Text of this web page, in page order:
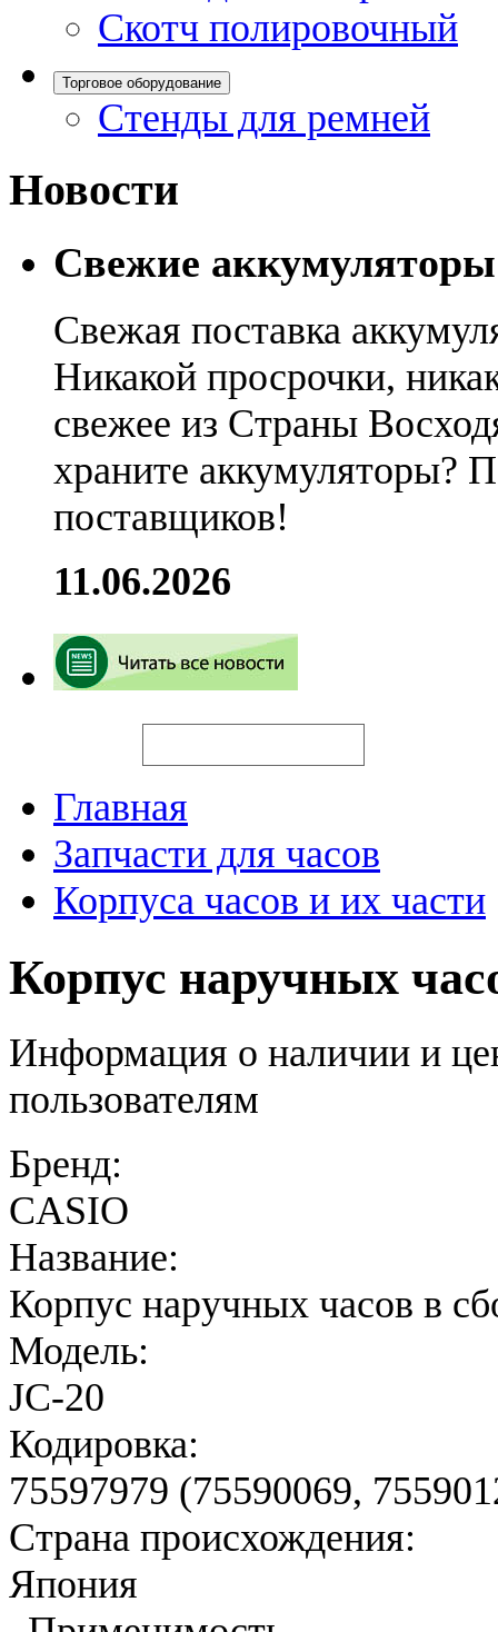
Скотч полировочный
Торговое оборудование
Стенды для ремней
Новости
Свежие
Свежая поставка
Никакой просрочки,
свежее из Страны
храните аккумуляторы?
поставщиков!
11.06.2026
Главная
Запчасти для часов
Корпуса часов и их части
Корпус наручных
Информация о наличии и
пользователям
Бренд:
CASIO
Название:
Корпус наручных часов в
Модель:
JC-20
Кодировка:
75597979 (75590069,
Страна происхождения:
Япония